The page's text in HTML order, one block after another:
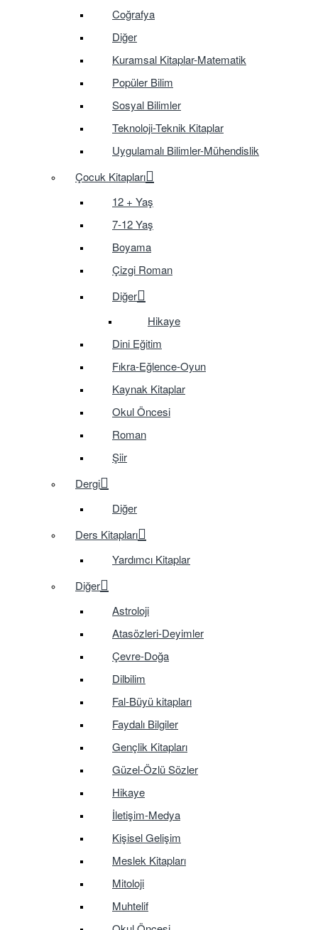
Coğrafya
Diğer
Kuramsal Kitaplar-Matematik
Popüler Bilim
Sosyal Bilimler
Teknoloji-Teknik Kitaplar
Uygulamalı Bilimler-Mühendislik
Çocuk Kitapları
12 + Yaş
7-12 Yaş
Boyama
Çizgi Roman
Diğer
Hikaye
Dini Eğitim
Fıkra-Eğlence-Oyun
Kaynak Kitaplar
Okul Öncesi
Roman
Şiir
Dergi
Diğer
Ders Kitapları
Yardımcı Kitaplar
Diğer
Astroloji
Atasözleri-Deyimler
Çevre-Doğa
Dilbilim
Fal-Büyü kitapları
Faydalı Bilgiler
Gençlik Kitapları
Güzel-Özlü Sözler
Hikaye
İletişim-Medya
Kişisel Gelişim
Meslek Kitapları
Mitoloji
Muhtelif